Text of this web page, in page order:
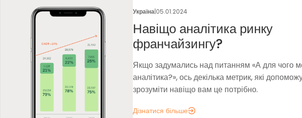
ЗАКЛАДИ ХАРЧУВАННЯ
Франшиза пекарні «Сито»
прибуткову бізнес-модель, що витримує
нестабільність і виклики сучасності.